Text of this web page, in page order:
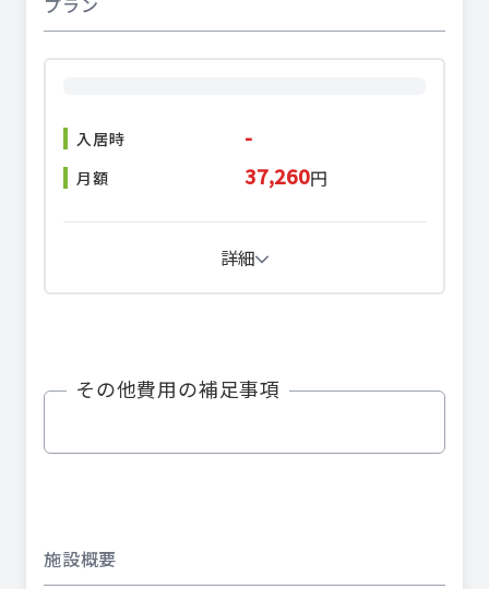
入居時 -
月額 37,260円
詳細
その他費用の補足事項
施設概要